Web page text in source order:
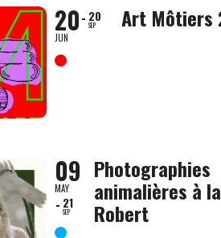
20
JUN
20
SEP Art Môtiers
09
MAY
21
SEP
Photographies
animalières à
Robert